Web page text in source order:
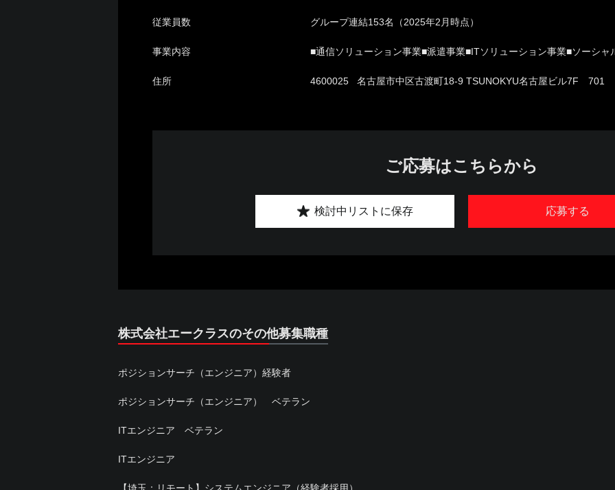
従業員数 グループ連結153名（2025年2月時点）
事業内容 ■通信ソリューション事業■派遣事業■ITソリューション事業■ソーシャ
住所 4600025 名古屋市中区古渡町18-9 TSUNOKYU名古屋ビル7F 701
ご応募はこちらから
応募する
検討中リストに保存
株式会社エークラスのその他募集職種
ポジションサーチ（エンジニア）経験者
ポジションサーチ（エンジニア） ベテラン
ITエンジニア ベテラン
ITエンジニア